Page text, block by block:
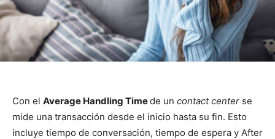
Con el Average Handling Timede un contact center se
mide una transacción desde el inicio hasta su fin. Esto
incluye tiempo de conversación, tiempo de espera y After